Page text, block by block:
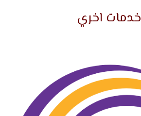
خدمات اخري